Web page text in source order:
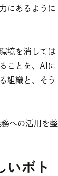
にあるように
境を消しては
ことを、AIに
組織と、そう
への活用を整
いボト